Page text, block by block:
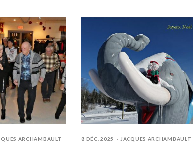
ARCHAMBAULT 8 DÉC. 2025 JACQUES ARCHAMBAULT